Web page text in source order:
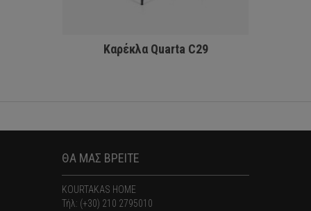
Καρέκλα Quarta C29
ΘΑ ΜΑΣ ΒΡΕΙΤΕ
KOURTAKAS HOME
Τήλ: (+30) 210 2795010